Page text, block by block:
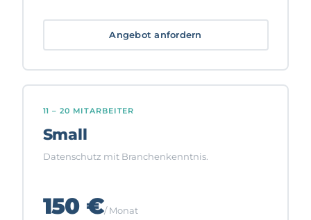
Angebot anfordern
11 – 20 MITARBEITER
Small
Datenschutz mit Branchenkenntnis.
150 €/ Monat